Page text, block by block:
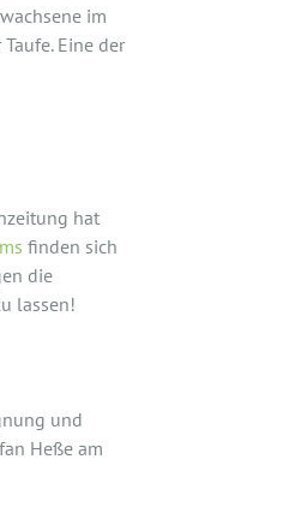
im
Eine der
hat
finden sich
die
lassen!
und
Heße am